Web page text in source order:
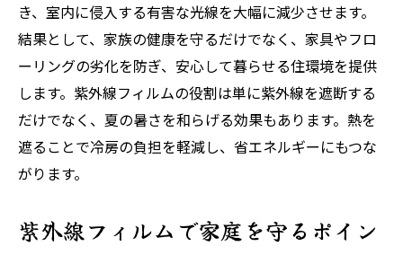
フィルムで家族を守る方法
快適な住環境を作る紫外線フィルムの活用法
フィルムで実現する快適な住環境
紫外線フィルムで住環境を改善する方法
住環境に適したフィルムの活用事例
家庭でのフィルム活用法とその効果
き、室内に侵入する有害な光線を大幅に減少させます。
結果として、家族の健康を守るだけでなく、家具やフロ
ーリングの劣化を防ぎ、安心して暮らせる住環境を提供
します。紫外線フィルムの役割は単に紫外線を遮断する
だけでなく、夏の暑さを和らげる効果もあります。熱を
遮ることで冷房の負担を軽減し、省エネルギーにもつな
がります。
紫外線フィルムで家庭を守るポイン